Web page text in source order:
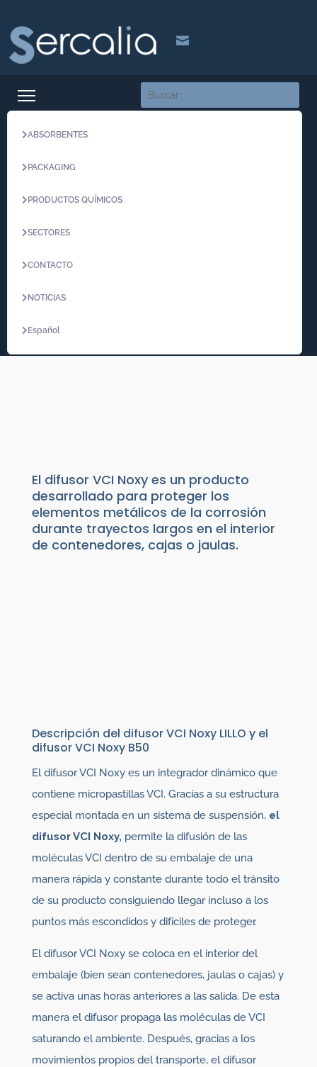

ABSORBENTES
PACKAGING
PRODUCTOS QUÍMICOS
SECTORES
CONTACTO
NOTICIAS
Español
El difusor VCI Noxy es un producto
desarrollado para proteger los
elementos metálicos de la corrosión
durante trayectos largos en el interior
de contenedores, cajas o jaulas.
Descripción del difusor VCI Noxy LILLO y el
difusor VCI Noxy B50
El difusor VCI Noxy es un integrador dinámico que
contiene micropastillas VCI. Gracias a su estructura
especial montada en un sistema de suspensión, el
difusor VCI Noxy, permite la difusión de las
moléculas VCI dentro de su embalaje de una
manera rápida y constante durante todo el tránsito
de su producto consiguiendo llegar incluso a los
puntos más escondidos y difíciles de proteger.
El difusor VCI Noxy se coloca en el interior del
embalaje (bien sean contenedores, jaulas o cajas) y
se activa unas horas anteriores a las salida. De esta
manera el difusor propaga las moléculas de VCI
saturando el ambiente. Después, gracias a los
movimientos propios del transporte, el difusor